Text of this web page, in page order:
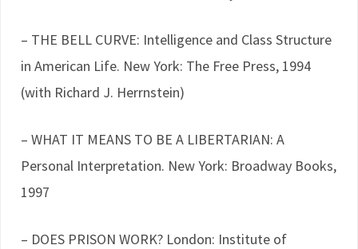
– THE BELL CURVE: Intelligence and Class Structure
in American Life. New York: The Free Press, 1994
(with Richard J. Herrnstein)
– WHAT IT MEANS TO BE A LIBERTARIAN: A
Personal Interpretation. New York: Broadway Books,
1997
– DOES PRISON WORK? London: Institute of